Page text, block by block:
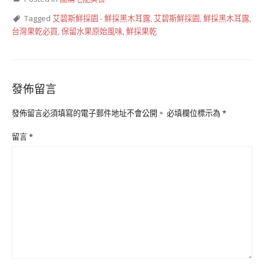
Tagged 艾碧斯鮮採園 - 鮮採黑木耳露,艾碧斯鮮採園,鮮採黑木耳露,
台灣果乾必買,保留水果原始風味,鮮採果乾
發佈留言
發佈留言必須填寫的電子郵件地址不會公開。 必填欄位標示為*
留言*